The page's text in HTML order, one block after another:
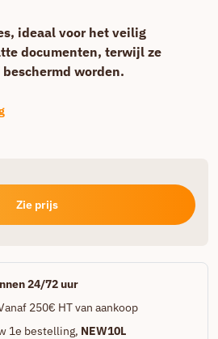
ideaal voor het veilig
documenten, terwijl ze
worden.
Zie prijs
24/72 uur
250€ HT van aankoop
1e bestelling, NEW10L